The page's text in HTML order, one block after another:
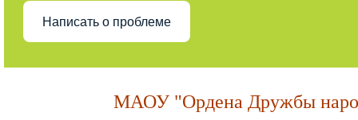
Написать о проблеме
МАОУ "Ордена Дружбы